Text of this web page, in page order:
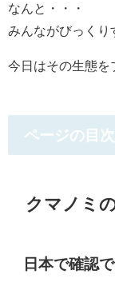
なんと・・・
みんながびっくり
今日はその生態を
ページの目次
クマノミ
日本で確認